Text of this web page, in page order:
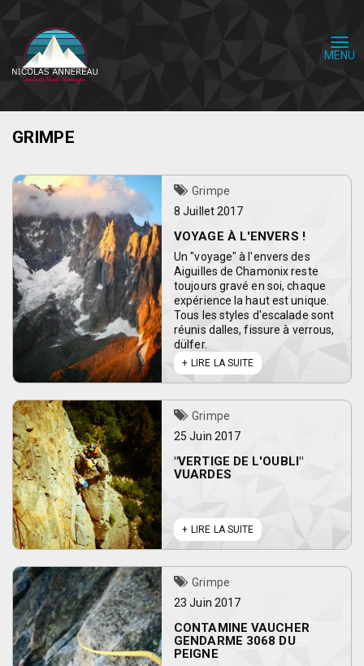
contenu
principal
GRIMPE
Grimpe
8 Juillet 2017
VOYAGE À L'ENVERS !
Un "voyage" à l'envers des
Aiguilles de Chamonix reste
toujours gravé en soi, chaque
expérience la haut est unique.
Tous les styles d'escalade sont
réunis dalles, fissure à verrous,
dülfer.
LIRE LA SUITE
Grimpe
25 Juin 2017
"VERTIGE DE L'OUBLI"
VUARDES
LIRE LA SUITE
Grimpe
23 Juin 2017
CONTAMINE VAUCHER
GENDARME 3068 DU
PEIGNE